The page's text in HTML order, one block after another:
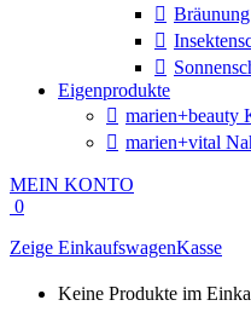
Bräunung
Eigenprodukte
marien+beauty
marien+vital
MEIN KONTO
0
Zeige EinkaufswagenKasse
Keine Produkte im